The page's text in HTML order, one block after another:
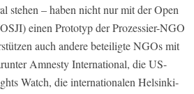
stehen – haben nicht nur mit der Open
einen Prototyp der Prozessier-NGO
auch andere beteiligte NGOs mit
Amnesty International, die US-
Watch, die internationalen Helsinki-